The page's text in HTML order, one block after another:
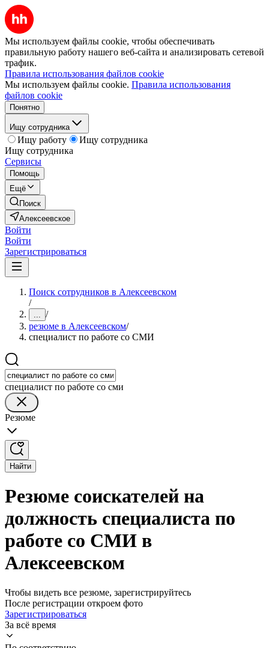
Мы используем файлы cookie, чтобы обеспечивать
правильную работу нашего веб-сайта и анализировать сетевой
трафик.
Правила использования файлов cookie
Мы используем файлы cookie. Правила использования
файлов cookie
Понятно
Ищу сотрудника
Ищу работу
Ищу сотрудника
Ищу сотрудника
Сервисы
Помощь
Ещё
Поиск
Алексеевское
Войти
Войти
Зарегистрироваться
Поиск сотрудников в Алексеевском
/
... /
резюме в Алексеевском/
специалист по работе со СМИ
специалист по работе со сми
Резюме
Найти
Резюме соискателей на
должность специалиста по
работе со СМИ в
Алексеевском
Чтобы видеть все резюме, зарегистрируйтесь
После регистрации откроем фото
Зарегистрироваться
За всё время